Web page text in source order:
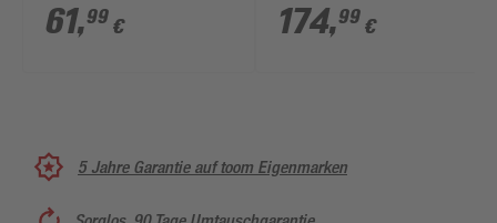
355 lm warmweiß IP
44 Ø 15,9 x 60 cm
61,99 €
warmweiß IP 67 Ø 5,2
x 29 cm 3 Stück
174,99 €
5 Jahre Garantie auf toom Eigenmarken